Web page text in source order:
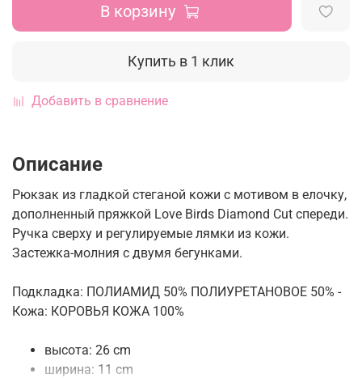
В корзину
Купить в 1 клик
Добавить в сравнение
Описание
Рюкзак из гладкой стеганой кожи с мотивом в елочку,
дополненный пряжкой Love Birds Diamond Cut спереди.
Ручка сверху и регулируемые лямки из кожи.
Застежка-молния с двумя бегунками.
Подкладка: ПОЛИАМИД 50% ПОЛИУРЕТАНОВОЕ 50% -
Кожа: КОРОВЬЯ КОЖА 100%
высота: 26 cm
ширина: 11 cm